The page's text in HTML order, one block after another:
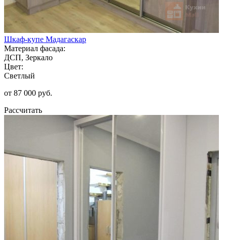
Шкаф-купе Мадагаскар
Материал фасада:
ДСП, Зеркало
Цвет:
Светлый
от 87 000 руб.
Рассчитать